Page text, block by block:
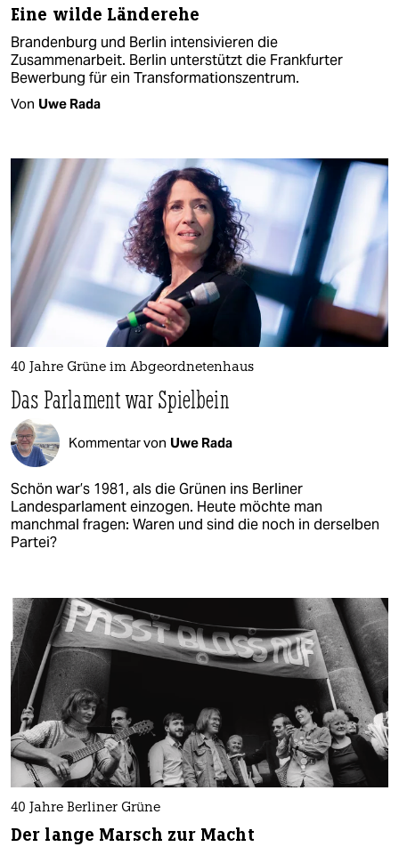
Eine wilde Länderehe
Brandenburg und Berlin intensivieren die
Zusammenarbeit. Berlin unterstützt die Frankfurter
Bewerbung für ein Transformationszentrum.
Von Uwe Rada
40 Jahre Grüne im Abgeordnetenhaus
Das Parlament war Spielbein
Kommentar von Uwe Rada
Schön war’s 1981, als die Grünen ins Berliner
Landesparlament einzogen. Heute möchte man
manchmal fragen: Waren und sind die noch in derselben
Partei?
40 Jahre Berliner Grüne
Der lange Marsch zur Macht